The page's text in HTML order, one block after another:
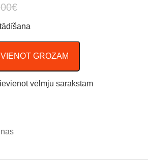
€
GROZAM
vēlmju sarakstam